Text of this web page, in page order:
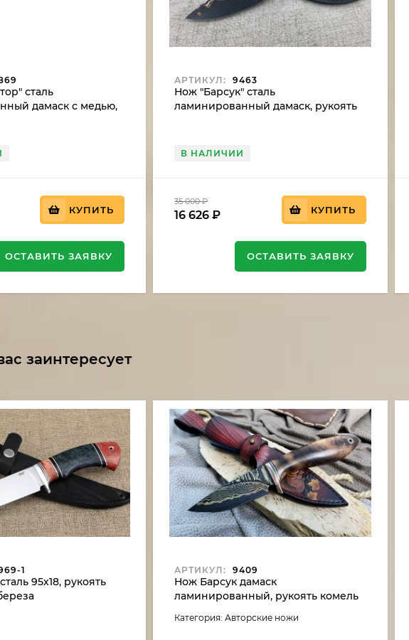
сталь
дамаск с медью,
КУПИТЬ
ОСТАВИТЬ ЗАЯВКУ
АРТИКУЛ: 9463
Нож "Барсук" сталь
ламинированный дамаск, рукоять
В НАЛИЧИИ
35 000₽
16 626₽ КУПИТЬ
ОСТАВИТЬ ЗАЯВКУ
заинтересует
1
95х18, рукоять
АРТИКУЛ: 9409
Нож Барсук дамаск
ламинированный, рукоять комель
коричневый, мокуме-гане
Категория: Авторские ножи